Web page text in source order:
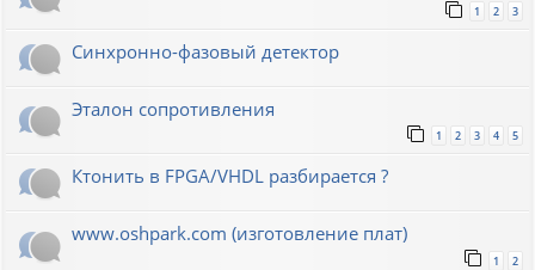
1 2 3
Синхронно-фазовый детектор
Эталон сопротивления
1 2 3 4 5
Ктонить в FPGA/VHDL разбирается ?
www.oshpark.com (изготовление плат)
1 2